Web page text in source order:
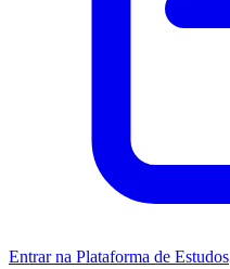
Entrar na Plataforma de Estudos